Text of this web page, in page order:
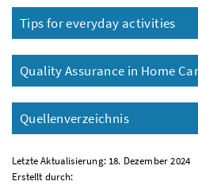
Tips for everyday activities
Quality Assurance in Home
Quellenverzeichnis
Letzte Aktualisierung: 18. Dezember 2024
Erstellt durch: